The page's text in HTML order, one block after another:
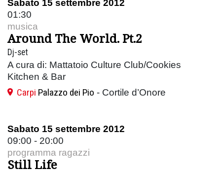
Sabato 15 settembre 2012
01:30
musica
Around The World. Pt.2
Dj-set
A cura di: Mattatoio Culture Club/Cookies
Kitchen & Bar
Carpi Palazzo dei Pio - Cortile d’Onore
Sabato 15 settembre 2012
09:00 - 20:00
programma ragazzi
Still Life